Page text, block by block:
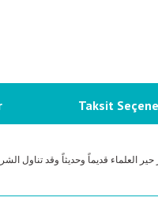
Taksit
العلماء قديماً وحديثاً وقد تناول